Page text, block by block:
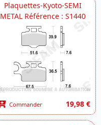
Plaquettes-Kyoto-SEMI
METAL Référence : S1440
Commander 19,98 €